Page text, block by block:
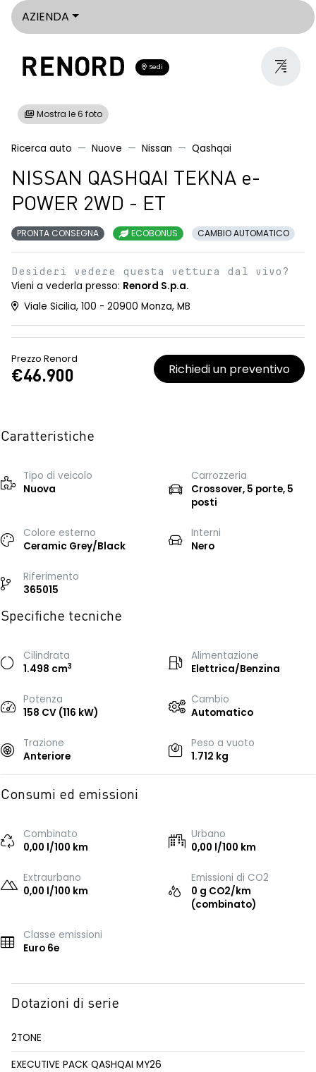
AZIENDA
Sedi
Mostra le 6 foto
Ricerca auto Nuove Nissan Qashqai
NISSAN QASHQAI TEKNA e-
POWER 2WD - ET
PRONTA CONSEGNA ECOBONUS CAMBIO AUTOMATICO
Desideri vedere questa vettura dal vivo?
Vieni a vederla presso: Renord S.p.a.
Viale Sicilia, 100 - 20900 Monza, MB
Prezzo Renord
€46.900 Richiedi un preventivo
Caratteristiche
Tipo di veicolo
Nuova
Carrozzeria
Crossover, 5 porte, 5
posti
Colore esterno
Ceramic Grey/Black
Interni
Nero
Riferimento
365015
Specifiche tecniche
Cilindrata
1.498 cm3
Alimentazione
Elettrica/Benzina
Potenza
158 CV (116 kW)
Cambio
Automatico
Trazione
Anteriore
Peso a vuoto
1.712 kg
Consumi ed emissioni
Combinato
0,00 l/100 km
Urbano
0,00 l/100 km
Extraurbano
0,00 l/100 km
Emissioni di CO2
0 g CO2/km
(combinato)
Classe emissioni
Euro 6e
Dotazioni di serie
2TONE
EXECUTIVE PACK QASHQAI MY26